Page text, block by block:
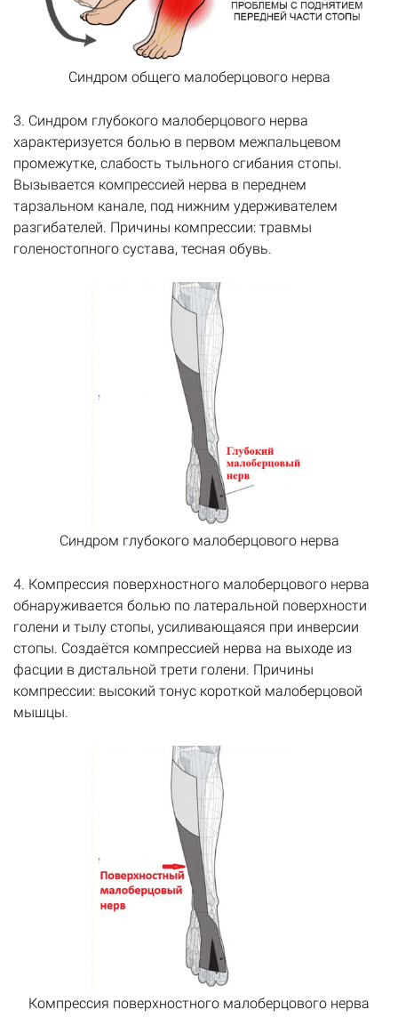
Синдром общего малоберцового нерва
3. Синдром глубокого малоберцового нерва
характеризуется болью в первом межпальцевом
промежутке, слабость тыльного сгибания стопы.
Вызывается компрессией нерва в переднем
тарзальном канале, под нижним удерживателем
разгибателей. Причины компрессии: травмы
голеностопного сустава, тесная обувь.
Синдром глубокого малоберцового нерва
4. Компрессия поверхностного малоберцового нерва
обнаруживается болью по латеральной поверхности
голени и тылу стопы, усиливающаяся при инверсии
стопы. Создаётся компрессией нерва на выходе из
фасции в дистальной трети голени. Причины
компрессии: высокий тонус короткой малоберцовой
мышцы.
Компрессия поверхностного малоберцового нерва